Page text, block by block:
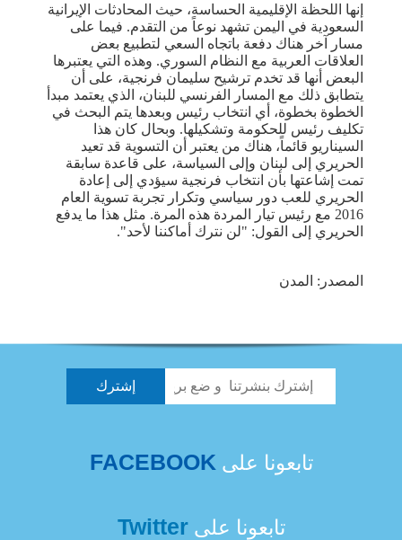
إنها اللحظة الإقليمية الحساسة، حيث المحادثات الإيرانية
السعودية في اليمن تشهد نوعاً من التقدم. فيما على
مسار آخر هناك دفعة باتجاه السعي لتطبيع بعض
العلاقات العربية مع النظام السوري. وهذه التي يعتبرها
البعض أنها قد تخدم ترشيح سليمان فرنجية، على أن
يتطابق ذلك مع المسار الفرنسي للبنان، الذي يعتمد مبدأ
الخطوة بخطوة، أي انتخاب رئيس وبعدها يتم البحث في
تكليف رئيس للحكومة وتشكيلها. وبحال كان هذا
السيناريو قائماً، هناك من يعتبر أن التسوية قد تعيد
الحريري إلى لبنان وإلى السياسة، على قاعدة سابقة
تمت إشاعتها بأن انتخاب فرنجية سيؤدي إلى إعادة
الحريري للعب دور سياسي وتكرار تجربة تسوية العام
2016 مع رئيس تيار المردة هذه المرة. مثل هذا ما يدفع
الحريري إلى القول: "لن نترك أماكننا لأحد".
المصدر: المدن
تابعونا على FACEBOOK
تابعونا علىTwitter